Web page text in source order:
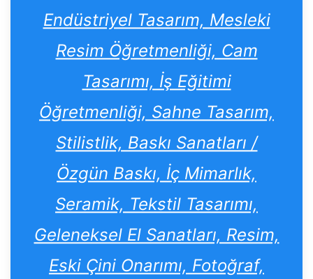
Endüstriyel Tasarım, Mesleki
Resim Öğretmenliği, Cam
Tasarımı, İş Eğitimi
Öğretmenliği, Sahne Tasarım,
Stilistlik, Baskı Sanatları /
Özgün Baskı, İç Mimarlık,
Seramik, Tekstil Tasarımı,
Geleneksel El Sanatları, Resim,
Eski Çini Onarımı, Fotoğraf,